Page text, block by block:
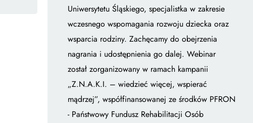
Uniwersytetu Śląskiego, specjalistka w zakresie
wczesnego wspomagania rozwoju dziecka oraz
wsparcia rodziny. Zachęcamy do obejrzenia
nagrania i udostępnienia go dalej. Webinar
został zorganizowany w ramach kampanii
„Z.N.A.K.I. – wiedzieć więcej, wspierać
mądrzej”, współfinansowanej ze środków PFRON
- Państwowy Fundusz Rehabilitacji Osób